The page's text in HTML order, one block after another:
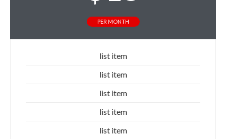
PER MONTH
list item
list item
list item
list item
list item